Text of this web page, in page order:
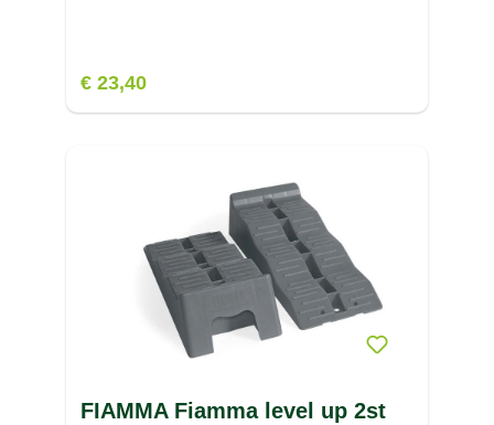
€ 23,40
FIAMMA Fiamma level up 2st